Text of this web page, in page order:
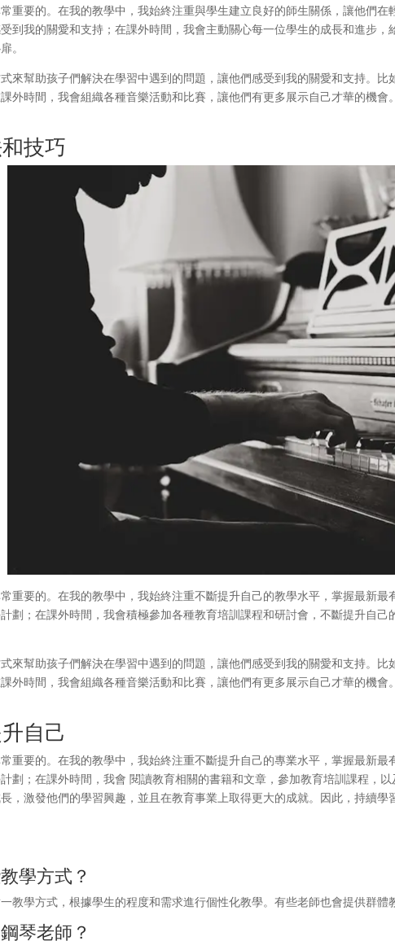
重要的。在我的教學中，我始終注重與學生建立良好的師生關係，讓他們
到我的關愛和支持；在課外時間，我會主動關心每一位學生的成長和進步
。
來幫助孩子們解決在學習中遇到的問題，讓他們感受到我的關愛和支持。
外時間，我會組織各種音樂活動和比賽，讓他們有更多展示自己才華的機
技巧
重要的。在我的教學中，我始終注重不斷提升自己的教學水平，掌握最新
劃；在課外時間，我會積極參加各種教育培訓課程和研討會，不斷提升自
來幫助孩子們解決在學習中遇到的問題，讓他們感受到我的關愛和支持。
外時間，我會組織各種音樂活動和比賽，讓他們有更多展示自己才華的機
自己
重要的。在我的教學中，我始終注重不斷提升自己的專業水平，掌握最新
劃；在課外時間，我會 閱讀教育相關的書籍和文章，參加教育培訓課程，
，激發他們的學習興趣，並且在教育事業上取得更大的成就。因此，持續
學方式？
教學方式，根據學生的程度和需求進行個性化教學。有些老師也會提供群體
琴老師？